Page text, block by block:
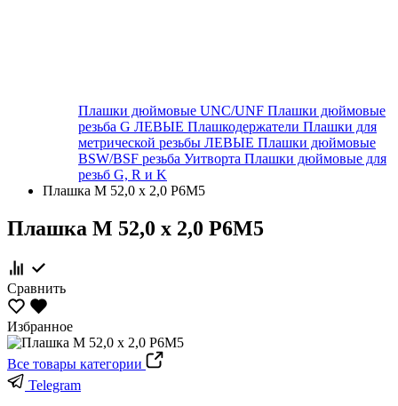
Плашки дюймовые UNC/UNF Плашки дюймовые
резьба G ЛЕВЫЕ Плашкодержатели Плашки для
метрической резьбы ЛЕВЫЕ Плашки дюймовые
BSW/BSF резьба Уитворта Плашки дюймовые для
резьб G, R и K
Плашка М 52,0 х 2,0 Р6М5
Плашка М 52,0 х 2,0 Р6М5
Сравнить
Избранное
Все товары категории
Telegram